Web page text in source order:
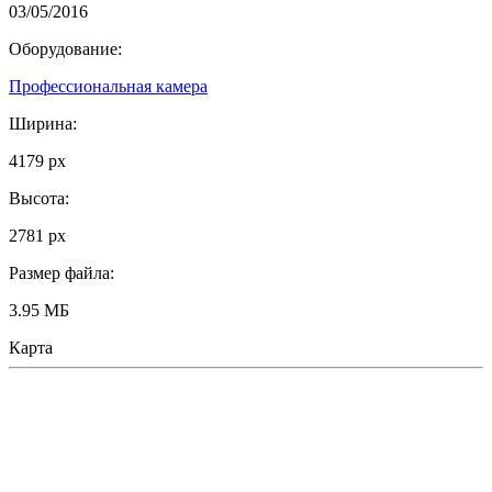
03/05/2016
Оборудование:
Профессиональная камера
Ширина:
4179 px
Высота:
2781 px
Размер файла:
3.95 МБ
Карта